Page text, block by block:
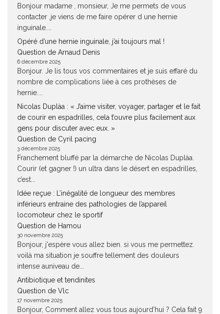
Bonjour madame , monsieur, Je me permets de vous
contacter ,je viens de me faire opérer d une hernie
inguinale....
Opéré d’une hernie inguinale, j’ai toujours mal !
Question de Arnaud Denis
6 décembre 2025
Bonjour. Je lis tous vos commentaires et je suis effaré du
nombre de complications liée à ces prothèses de
hernie....
Nicolas Duplàa : « J’aime visiter, voyager, partager et le fait
de courir en espadrilles, cela t’ouvre plus facilement aux
gens pour discuter avec eux. »
Question de Cyril pacing
3 décembre 2025
Franchement bluffé par la démarche de Nicolas Duplàa.
Courir (et gagner !) un ultra dans le désert en espadrilles,
c’est...
Idée reçue : L’inégalité de longueur des membres
inférieurs entraine des pathologies de l’appareil
locomoteur chez le sportif
Question de Hamou
30 novembre 2025
Bonjour, j'espère vous allez bien. si vous me permettez.
voilà ma situation je souffre tellement des douleurs
intense auniveau de...
Antibiotique et tendinites
Question de Vlc
17 novembre 2025
Bonjour, Comment allez vous tous aujourd'hui ? Cela fait 9